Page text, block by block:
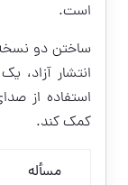
است.
ساختن دو نسخه
انتشار آزاد،
استفاده از
کمک کند.
مسأله